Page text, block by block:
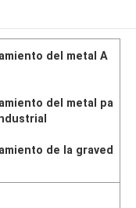
del metal A
del metal pa
de la graved